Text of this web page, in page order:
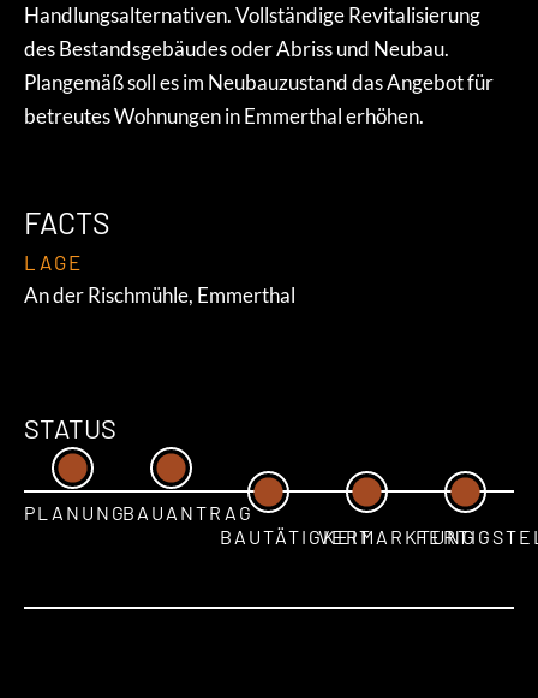
Handlungsalternativen. Vollständige Revitalisierung
des Bestandsgebäudes oder Abriss und Neubau.
Plangemäß soll es im Neubauzustand das Angebot für
betreutes Wohnungen in Emmerthal erhöhen.
FACTS
LAGE
An der Rischmühle, Emmerthal
STATUS
PLANUNGBAUANTRAG
BAUTÄTIGKEITVERMARKTUNG